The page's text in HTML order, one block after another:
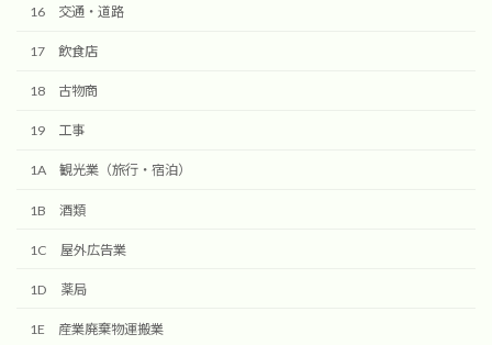
16 交通・道路
17 飲食店
18 古物商
19 工事
1A 観光業（旅行・宿泊）
1B 酒類
1C 屋外広告業
1D 薬局
1E 産業廃棄物運搬業